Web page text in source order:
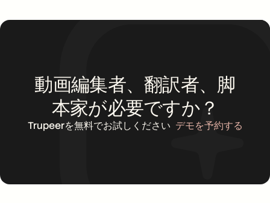
動画編集者、翻訳者、脚
本家が必要ですか？
Trupeerを無料でお試しください デモを予約する